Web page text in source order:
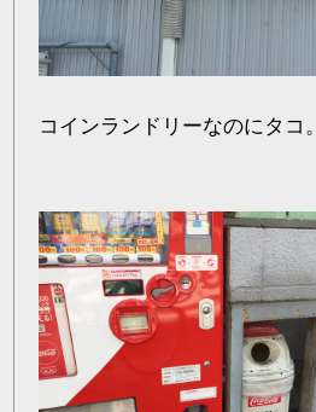
コインランドリーなのにタコ。